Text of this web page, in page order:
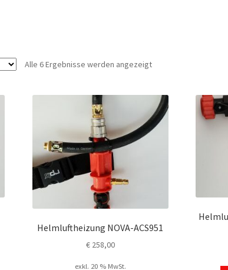
Alle 6 Ergebnisse werden angezeigt
Helmluftheizung NOVA-ACS951
€258,00
exkl. 20 % MwSt.